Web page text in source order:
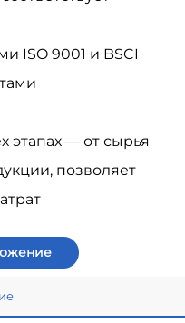
ISO 9001 и BSCI
этапах — от сырья
позволяет